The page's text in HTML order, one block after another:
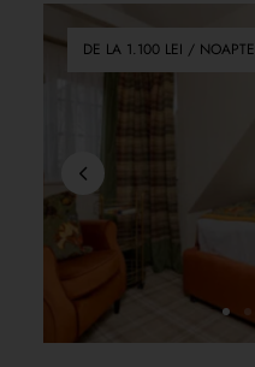
DE LA 1.100 LEI / NOAPTE